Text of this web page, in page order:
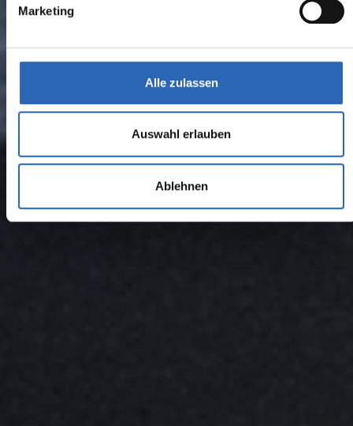
Marketing
Alle zulassen
Auswahl erlauben
Ablehnen